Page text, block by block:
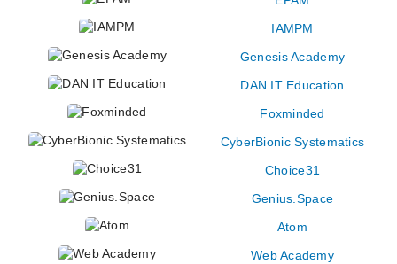
IAMPM
Genesis Academy
DAN IT Education
Foxminded
CyberBionic Systematics
Choice31
Genius.Space
Atom
Web Academy